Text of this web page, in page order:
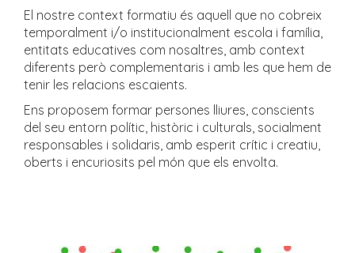
El nostre context formatiu és aquell que no cobreix
temporalment i/o institucionalment escola i família,
entitats educatives com nosaltres, amb context
diferents però complementaris i amb les que hem de
tenir les relacions escaients.
Ens proposem formar persones lliures, conscients
del seu entorn polític, històric i culturals, socialment
responsables i solidaris, amb esperit crític i creatiu,
oberts i encuriosits pel món que els envolta.